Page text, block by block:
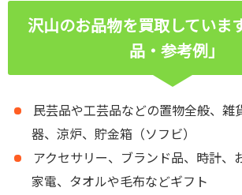
沢山のお品物を買取していま
品・参考例」
民芸品や工芸品などの置物全般、雑
器、涼炉、貯金箱（ソフビ）
アクセサリー、ブランド品、時計、
家電、タオルや毛布などギフト